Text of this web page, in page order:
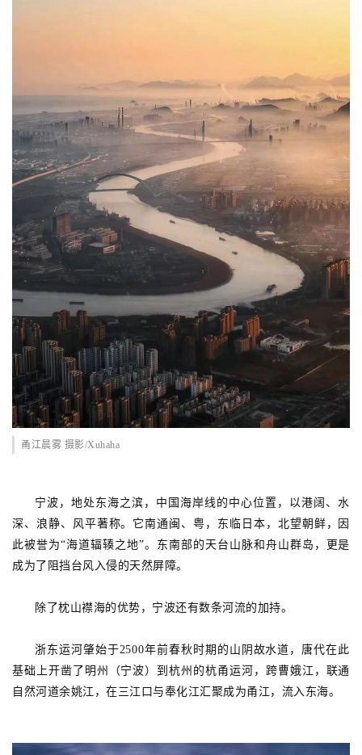
甬江晨雾 摄影/Xuhaha
宁波，地处东海之滨，中国海岸线的中心位置，以港阔、水
深、浪静、风平著称。它南通闽、粤，东临日本，北望朝鲜，因
此被誉为“海道辐辏之地”。东南部的天台山脉和舟山群岛，更是
成为了阻挡台风入侵的天然屏障。
除了枕山襟海的优势，宁波还有数条河流的加持。
浙东运河肇始于2500年前春秋时期的山阴故水道，唐代在此
基础上开凿了明州（宁波）到杭州的杭甬运河，跨曹娥江，联通
自然河道余姚江，在三江口与奉化江汇聚成为甬江，流入东海。